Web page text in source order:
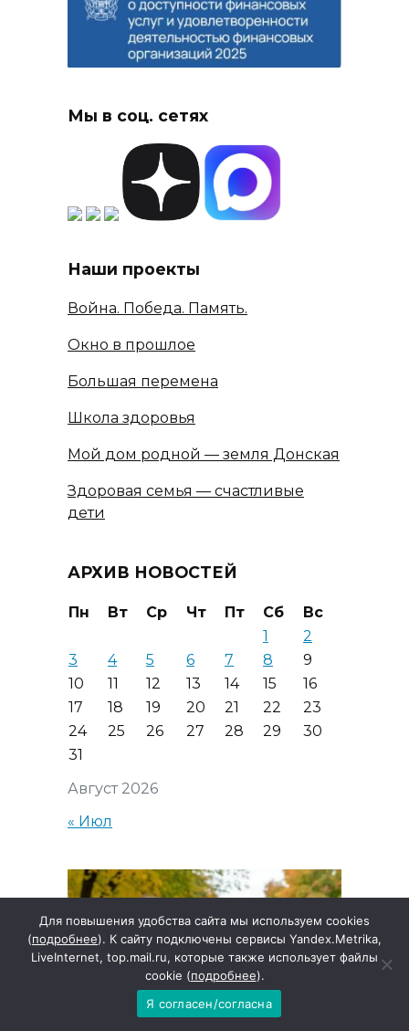
Мы в соц. сетях
Наши проекты
Война. Победа. Память.
Окно в прошлое
Большая перемена
Школа здоровья
Мой дом родной — земля Донская
Здоровая семья — счастливые
дети
АРХИВ НОВОСТЕЙ
Август 2026
Пн Вт Ср Чт Пт Сб
Вс
1
2
3
4 5 6 7 8
9
10
11 12 13 14 15
16
17
18 19 20 21 22
23
24
25 26 27 28 29
30
31
« Июл
Для повышения удобства сайта мы используем cookies
(подробнее). К сайту подключены сервисы Yandex.Metrika,
LiveInternet, top.mail.ru, которые также использует файлы
cookie (подробнее).
Я согласен/согласна